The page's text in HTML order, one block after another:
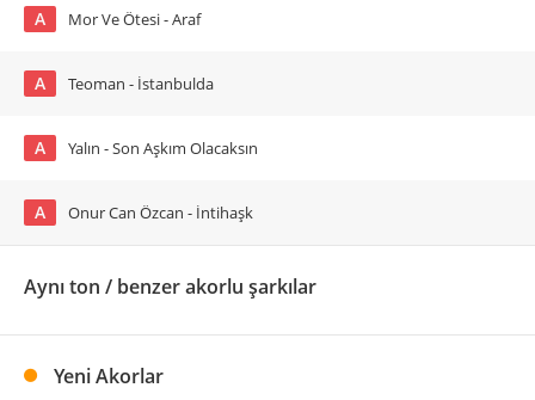
A Mor Ve Ötesi - Araf
A Teoman - İstanbulda
A Yalın - Son Aşkım Olacaksın
A Onur Can Özcan - İntihaşk
Aynı ton / benzer akorlu şarkılar
Yeni Akorlar